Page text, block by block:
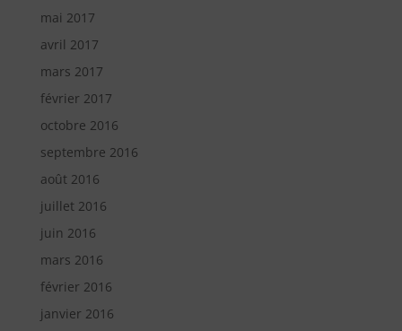
mai 2017
avril 2017
mars 2017
février 2017
octobre 2016
septembre 2016
août 2016
juillet 2016
juin 2016
mars 2016
février 2016
janvier 2016